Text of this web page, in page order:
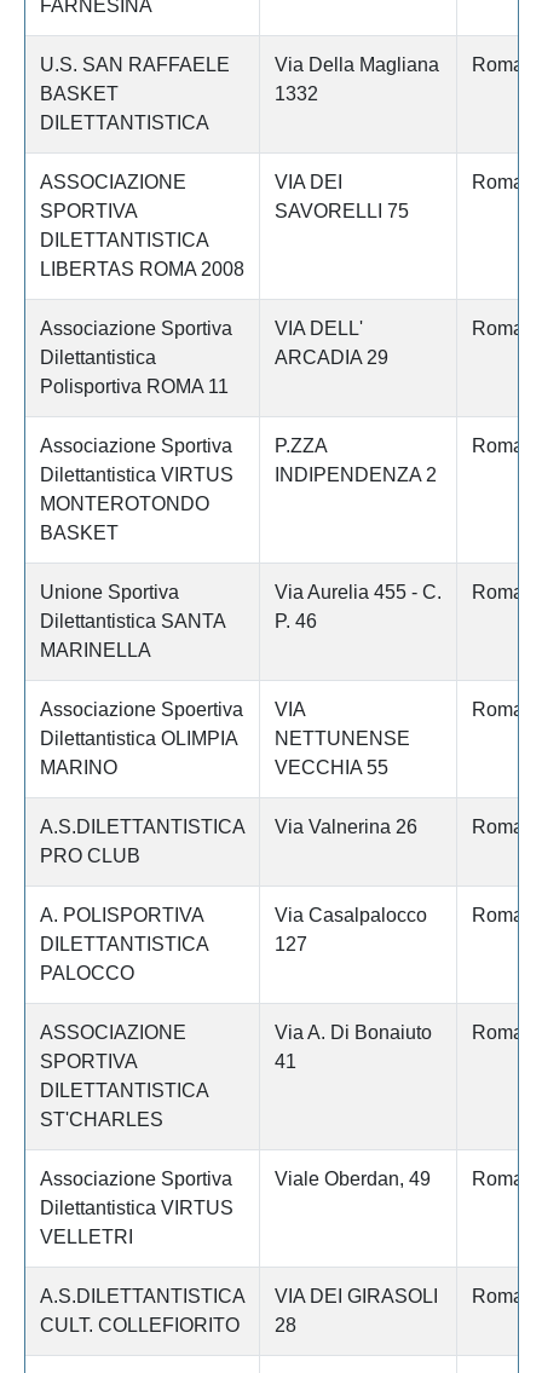
FARNESINA
U.S. SAN RAFFAELE
BASKET
DILETTANTISTICA
Via Della Magliana
1332
Roma
ASSOCIAZIONE
SPORTIVA
DILETTANTISTICA
LIBERTAS ROMA 2008
VIA DEI
SAVORELLI 75
Roma
Associazione Sportiva
Dilettantistica
Polisportiva ROMA 11
VIA DELL'
ARCADIA 29
Roma
Associazione Sportiva
Dilettantistica VIRTUS
MONTEROTONDO
BASKET
P.ZZA
INDIPENDENZA 2
Roma
Unione Sportiva
Dilettantistica SANTA
MARINELLA
Via Aurelia 455 - C.
P. 46
Roma
Associazione Spoertiva
Dilettantistica OLIMPIA
MARINO
VIA
NETTUNENSE
VECCHIA 55
Roma
A.S.DILETTANTISTICA
PRO CLUB
Via Valnerina 26 Roma
A. POLISPORTIVA
DILETTANTISTICA
PALOCCO
Via Casalpalocco
127
Roma
ASSOCIAZIONE
SPORTIVA
DILETTANTISTICA
ST'CHARLES
Via A. Di Bonaiuto
41
Roma
Associazione Sportiva
Dilettantistica VIRTUS
VELLETRI
Viale Oberdan, 49 Roma
A.S.DILETTANTISTICA
CULT. COLLEFIORITO
VIA DEI GIRASOLI
28
Roma